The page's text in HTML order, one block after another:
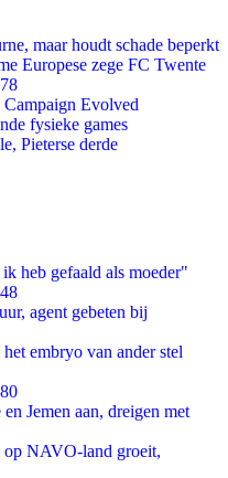
maar houdt schade beperkt
Europese zege FC Twente
Evolved
fysieke games
Pieterse derde
heb gefaald als moeder"
agent gebeten bij
embryo van ander stel
Jemen aan, dreigen met
op NAVO-land groeit,